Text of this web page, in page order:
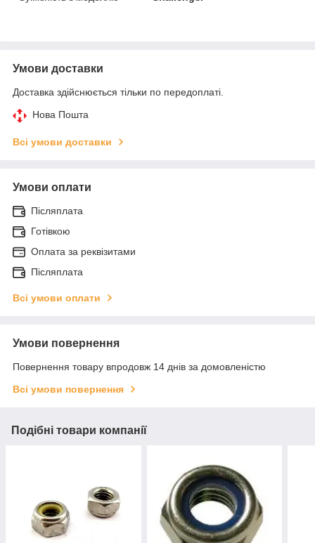
Умови доставки
Доставка здійснюється тільки по передоплаті.
Нова Пошта
Всі умови доставки
Умови оплати
Післяплата
Готівкою
Оплата за реквізитами
Післяплата
Всі умови оплати
Умови повернення
Повернення товару впродовж 14 днів за домовленістю
Всі умови повернення
Подібні товари компанії